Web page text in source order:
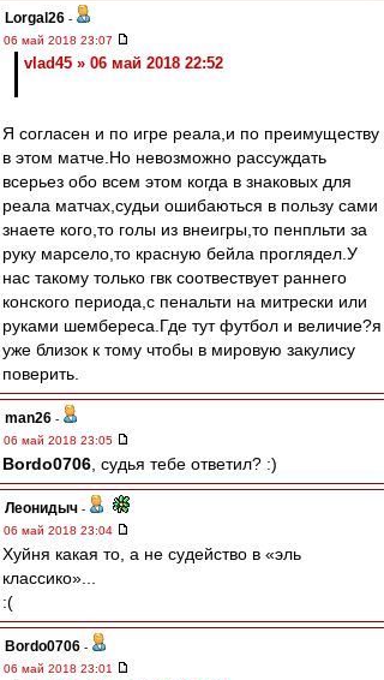
Lorgal26 -
06 май 2018 23:07
vlad45 » 06 май 2018 22:52
Я согласен и по игре реала,и по преимуществу
в этом матче.Но невозможно рассуждать
всерьез обо всем этом когда в знаковых для
реала матчах,судьи ошибаються в пользу сами
знаете кого,то голы из внеигры,то пенпльти за
руку марсело,то красную бейла проглядел.У
нас такому только гвк соотвествует раннего
конского периода,с пенальти на митрески или
руками шембереса.Где тут футбол и величие?я
уже близок к тому чтобы в мировую закулису
поверить.
man26 -
06 май 2018 23:05
Bordo0706 , судья тебе ответил? :)
Леонидыч -
06 май 2018 23:04
Хуйня какая то, а не судейство в «эль
классико»...
:(
Bordo0706 -
06 май 2018 23:01